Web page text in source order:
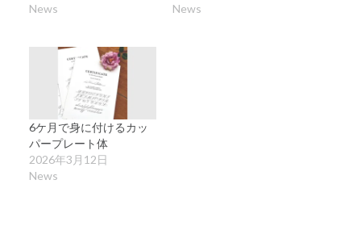
News
News
6ケ月で身に付けるカッ
パープレート体
2026年3月12日
News